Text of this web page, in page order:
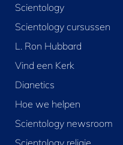
Scientology
Scientology cursussen
L. Ron Hubbard
Vind een Kerk
Dianetics
Hoe we helpen
Scientology newsroom
Scientology religie